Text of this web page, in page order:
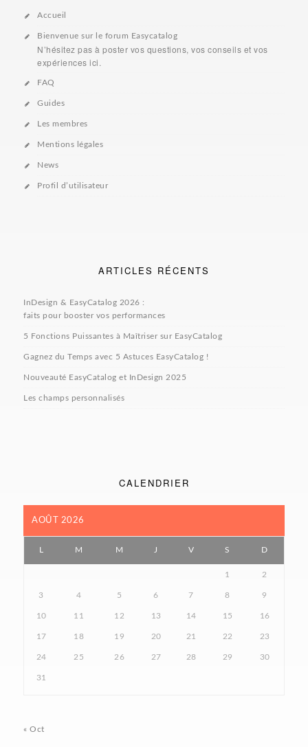
Accueil
Bienvenue sur le forum Easycatalog
N’hésitez pas à poster vos questions, vos conseils et vos
expériences ici.
FAQ
Guides
Les membres
Mentions légales
News
Profil d’utilisateur
ARTICLES RÉCENTS
InDesign & EasyCatalog 2026 :
faits pour booster vos performances
5 Fonctions Puissantes à Maîtriser sur EasyCatalog
Gagnez du Temps avec 5 Astuces EasyCatalog !
Nouveauté EasyCatalog et InDesign 2025
Les champs personnalisés
CALENDRIER
AOÛT 2026
L M M J V S D
1 2
3 4 5 6 7 8 9
10 11 12 13 14 15 16
17 18 19 20 21 22 23
24 25 26 27 28 29 30
31
« Oct